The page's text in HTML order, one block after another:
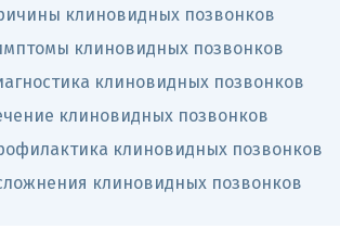
клиновидных позвонков
клиновидных позвонков
клиновидных позвонков
клиновидных позвонков
клиновидных позвонков
клиновидных позвонков